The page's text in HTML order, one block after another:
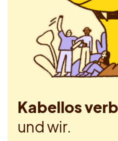
Kabellos
und wir.